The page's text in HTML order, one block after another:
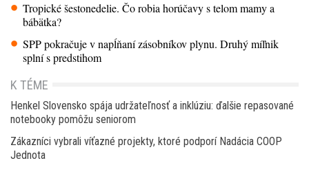
Tropické šestonedelie. Čo robia horúčavy s telom mamy a
bábätka?
SPP pokračuje v napĺňaní zásobníkov plynu. Druhý míľnik
splní s predstihom
K TÉME
Henkel Slovensko spája udržateľnosť a inklúziu: ďalšie repasované
notebooky pomôžu seniorom
Zákazníci vybrali víťazné projekty, ktoré podporí Nadácia COOP
Jednota